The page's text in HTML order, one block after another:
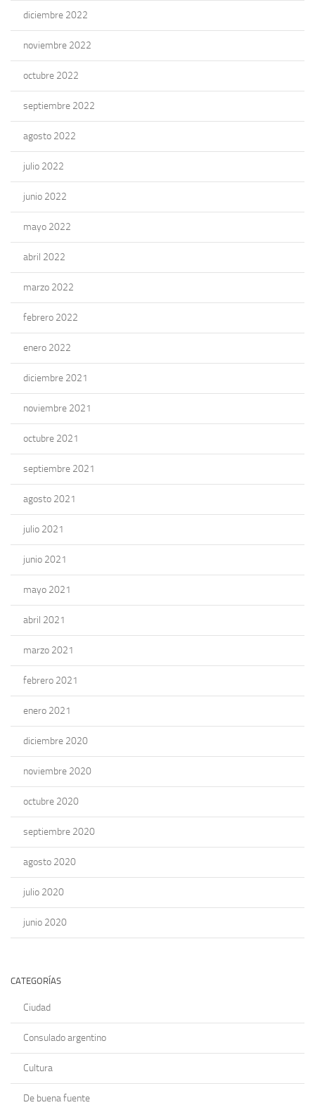
diciembre 2022
noviembre 2022
octubre 2022
septiembre 2022
agosto 2022
julio 2022
junio 2022
mayo 2022
abril 2022
marzo 2022
febrero 2022
enero 2022
diciembre 2021
noviembre 2021
octubre 2021
septiembre 2021
agosto 2021
julio 2021
junio 2021
mayo 2021
abril 2021
marzo 2021
febrero 2021
enero 2021
diciembre 2020
noviembre 2020
octubre 2020
septiembre 2020
agosto 2020
julio 2020
junio 2020
CATEGORÍAS
Ciudad
Consulado argentino
Cultura
De buena fuente